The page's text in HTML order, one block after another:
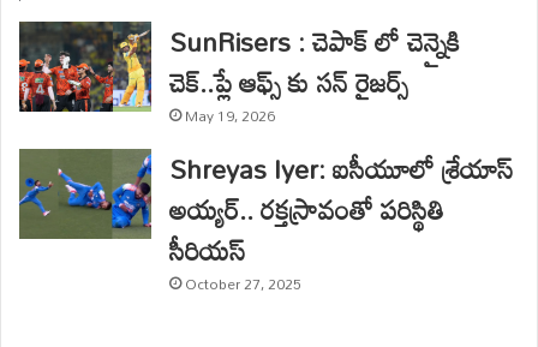
SunRisers : చెపాక్ లో చెన్నైకి
చెక్..ప్లే ఆఫ్స్ కు సన్ రైజర్స్
May 19, 2026
Shreyas Iyer: ఐసీయూలో శ్రేయాస్
అయ్యర్.. రక్తస్రావంతో పరిస్థితి
సీరియస్
October 27, 2025